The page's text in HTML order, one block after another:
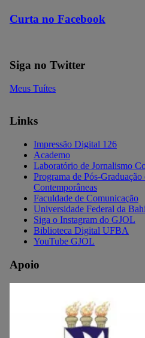
Curta no Facebook
Siga no Twitter
Meus Tuítes
Links
Impressão Digital 126
Academo
Laboratório de Jornalismo
Programa de Pós-
Contemporâneas
Faculdade de Comunicação
Universidade Federal da
Siga o Instagram do GJOL
Biblioteca Digital UFBA
YouTube GJOL
Apoio